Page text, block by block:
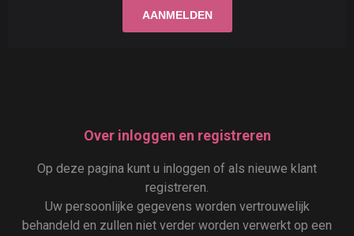
Over inloggen en registreren
Op deze pagina kunt u inloggen of als nieuwe klant
registreren.
Uw persoonlijke gegevens worden vertrouwelijk
behandeld en zullen niet verder worden verwerkt op een